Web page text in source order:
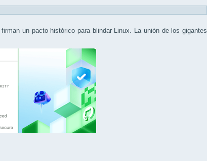
un pacto histórico para blindar Linux. La unión de los gigantes